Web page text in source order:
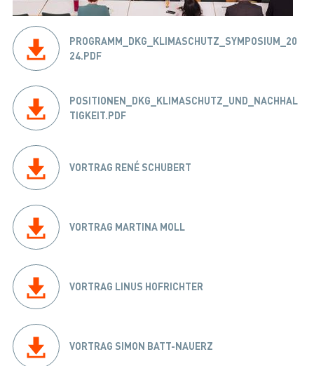
PROGRAMM_DKG_KLIMASCHUTZ_SYMPOSIUM_20
24.PDF
POSITIONEN_DKG_KLIMASCHUTZ_UND_NACHHAL
TIGKEIT.PDF
VORTRAG RENÉ SCHUBERT
VORTRAG MARTINA MOLL
VORTRAG LINUS HOFRICHTER
VORTRAG SIMON BATT-NAUERZ